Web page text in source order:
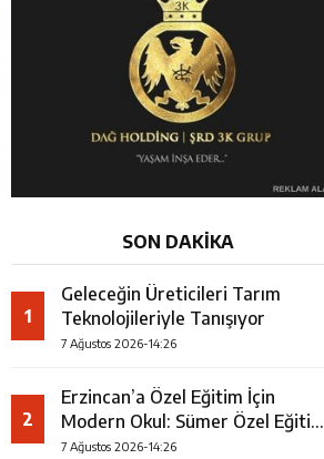
SON DAKİKA
1
Geleceğin Üreticileri Tarım
Teknolojileriyle Tanışıyor
7 Ağustos 2026-14:26
2
Erzincan’a Özel Eğitim İçin
Modern Okul: Sümer Özel Eğitim
Meslek Okulu Protokolü
7 Ağustos 2026-14:26